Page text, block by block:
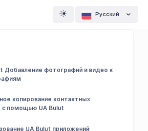
Pусский
Добавление фотографий и видео к
копирование контактных
с помощью UA Bulut
UA Bulut приложений